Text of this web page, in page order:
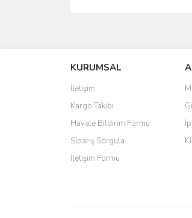
Ürün resmi kalitesiz,
Ürün açıklamasında
Ürün bilgilerinde hatalar
Ürün fiyatı diğer
Bu ürüne benzer farklı
KURUMSAL
İletişim
Kargo Takibi
Havale Bildirim Formu
Sipariş Sorgula
İletişim Formu